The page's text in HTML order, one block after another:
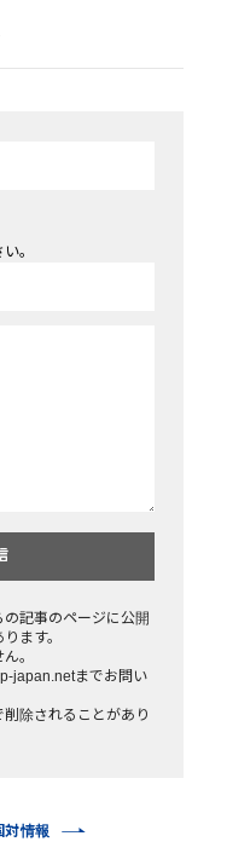
。
記事のページに公開
ます。
。
japan.netまでお問い
除されることがあり
対情報